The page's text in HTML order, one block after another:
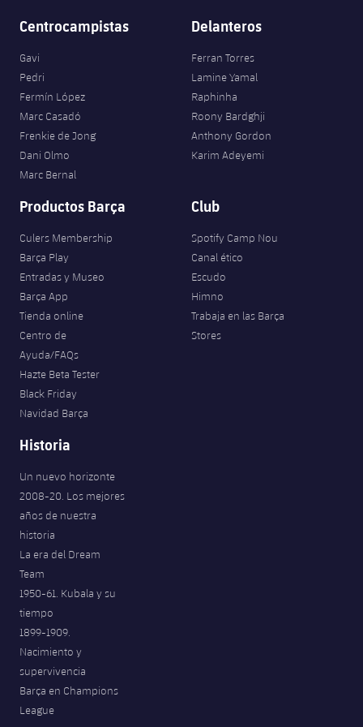
Historia
Palmarés
Juvenil
Alevín
Noticias
Atletismo
plusicon
más
Masculino
Femenino
Baloncesto en silla de ruedas
Actualidad
Jugadores
Resultados
Clasificaciones
Hockey sobre hielo
plusicon
más
Actualidad
Jugadores
Calendario
Resultados
Clasificaciones
Hockey hierba
plusicon
más
Noticias
Hockey Hierba Masculino
Hockey Hierba Femenino
Patinaje artístico
plusicon
más
Actualidad
Plantilla
Agenda
Escuela de Patinaje
Rugby
plusicon
más
Actualidad
Jugadores
Calendario
Clasificaciones
Voleibol
Noticias
Voleibol masculino
Apúntate a las amateurs
plusicon
más
Carnet de las Secciones Amateurs
PLUSICON
MÁS
League of Legends
VALORANT Rising
VALORANT Game Changers
eFootball
Centrocampistas
Gavi
Pedri
Fermín López
Marc Casadó
Frenkie de Jong
Dani Olmo
Marc Bernal
Delanteros
Ferran Torres
Lamine Yamal
Raphinha
Roony Bardghji
Anthony Gordon
Karim Adeyemi
Productos Barça
Culers Membership
Barça Play
Entradas y Museo
Barça App
Tienda online
Centro de
Ayuda/FAQs
Hazte Beta Tester
Black Friday
Navidad Barça
Club
Spotify Camp Nou
Canal ético
Escudo
Himno
Trabaja en las Barça
Stores
Historia
Un nuevo horizonte
2008-20. Los mejores
años de nuestra
historia
La era del Dream
Team
1950-61. Kubala y su
tiempo
1899-1909.
Nacimiento y
supervivencia
Barça en Champions
League